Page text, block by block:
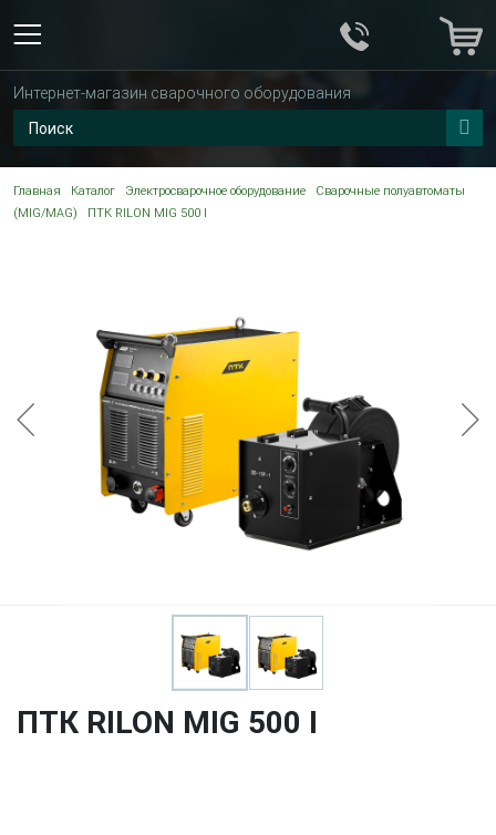
Интернет-магазин сварочного оборудования
Главная Каталог Электросварочное оборудование
Сварочные полуавтоматы
(MIG/MAG)
ПТК RILON MIG 500 I
ПТК RILON MIG 500 I